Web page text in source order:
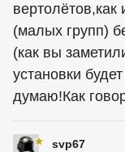
(малых групп)
(как вы
установки
думаю!Как
svp67